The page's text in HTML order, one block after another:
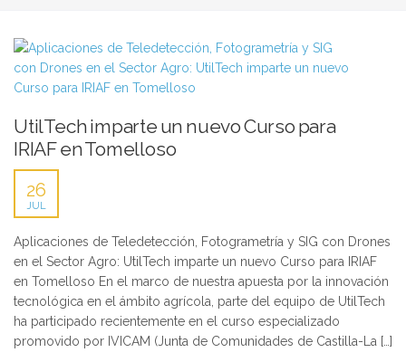
UtilTech imparte un nuevo Curso para
IRIAF en Tomelloso
26
JUL
Aplicaciones de Teledetección, Fotogrametría y SIG con Drones
en el Sector Agro: UtilTech imparte un nuevo Curso para IRIAF
en Tomelloso En el marco de nuestra apuesta por la innovación
tecnológica en el ámbito agrícola, parte del equipo de UtilTech
ha participado recientemente en el curso especializado
promovido por IVICAM (Junta de Comunidades de Castilla-La […]